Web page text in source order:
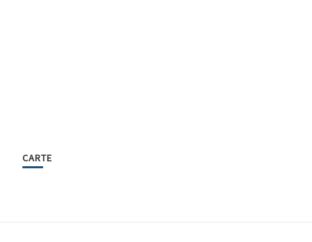
CARTE